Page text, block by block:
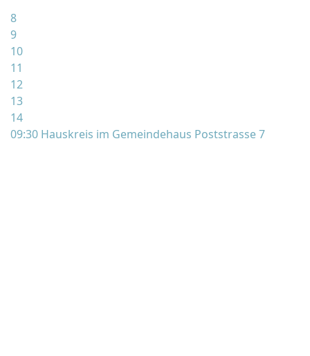
8
9
10
11
12
13
14
09:30 Hauskreis im Gemeindehaus Poststrasse 7